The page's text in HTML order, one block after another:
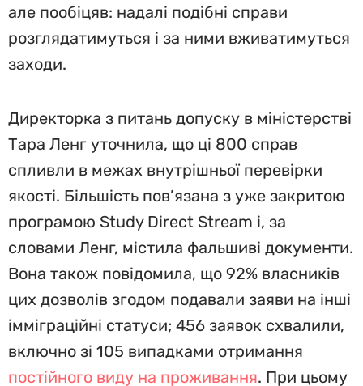
але пообіцяв: надалі подібні справи
розглядатимуться і за ними вживатимуться
заходи.
Директорка з питань допуску в міністерстві
Тара Ленг уточнила, що ці 800 справ
спливли в межах внутрішньої перевірки
якості. Більшість пов’язана з уже закритою
програмою Study Direct Stream і, за
словами Ленг, містила фальшиві документи.
Вона також повідомила, що 92% власників
цих дозволів згодом подавали заяви на інші
імміграційні статуси; 456 заявок схвалили,
включно зі 105 випадками отримання
постійного виду на проживання. При цьому